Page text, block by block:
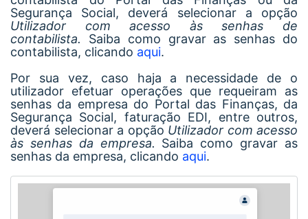
Segurança Social, deverá selecionar a opção
Utilizador com acesso às senhas de
contabilista. Saiba como gravar as senhas do
contabilista, clicando aqui.
Por sua vez, caso haja a necessidade de o
utilizador efetuar operações que requeiram as
senhas da empresa do Portal das Finanças, da
Segurança Social, faturação EDI, entre outros,
deverá selecionar a opção Utilizador com acesso
às senhas da empresa. Saiba como gravar as
senhas da empresa, clicando aqui.